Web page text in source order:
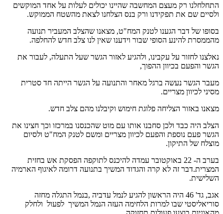
התחלחלנו רק מעצם המחשבה שהיינו יכולים לעלות על אחד המוקשים
ולסיים שם את תפקידנו ורק בנס הצלחנו לצאת מהשטח הממוקש.
בסופו של דבר הגענו לטנק המח"ט, מצאנו שהצלב המעביר תנועה
מהממסרת להינע הסופי שבור וידענו שאין לנו צלב חדש להחלפה.
נאלצנו לחזור על עקבינו, ולהגיע לאזור הגשר שעל התעלה, לעבור את
הגשר והפעם בכיוון ההפוך,
מעבר הגשר נעשה ברגל מאחר והתנועה על הגשר הייתה חד סטרית
מסיני לכיוון מצריים.
מצאנו באזור הצליחה פלוגת חימוש וקיבלנו מהם צלב חדש.
הצלב היה כבד ולכן סחבנו אותו עם מוט שהכנסנו במרכזו וכך חצינו את
הגשר פעם נוספת והפעם לכיוון מצריים ומשם לטנק המח"ט ולסיום
מוצלח של התיקון.
בערב ה- 22 באוקטובר עמדה להיכנס לתוקפה הפסקת אש בחזית
המצרית.דבר זה לא קרה והגדוד המשיך בתנועה דרומה לאיגוף הארמיה
השלישית.
אגב, גד' 46 היה הראשון להגיע לנמל עדביה ,בנמל התגלה מחזה
סוריאליסטי שבו למרות הלחימה העזה הנמל המשיך לפעול ולחלק